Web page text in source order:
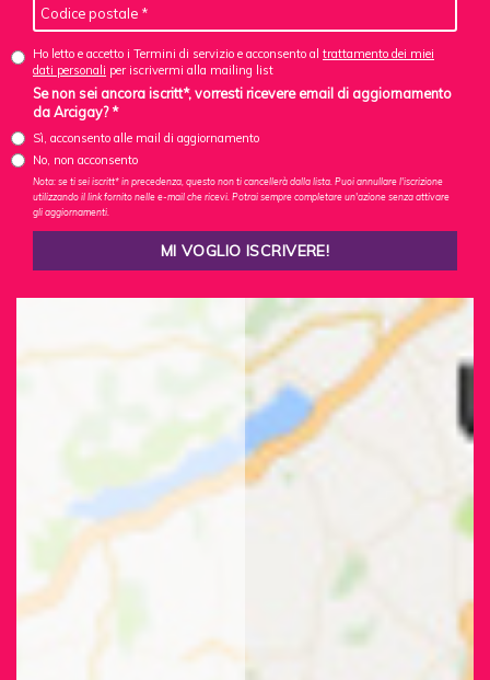
Ho letto e accetto i Termini di servizio e acconsento al trattamento dei miei
dati personali per iscrivermi alla mailing list
Se non sei ancora iscritt*, vorresti ricevere email di aggiornamento
da Arcigay? *
Sì, acconsento alle mail di aggiornamento
No, non acconsento
Nota: se ti sei iscritt* in precedenza, questo non ti cancellerà dalla lista. Puoi annullare l'iscrizione
utilizzando il link fornito nelle e-mail che ricevi. Potrai sempre completare un'azione senza attivare
gli aggiornamenti.